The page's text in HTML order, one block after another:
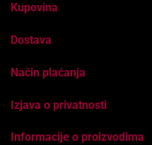
Kupovina
Dostava
Način plaćanja
Izjava o privatnosti
Informacije o proizvodima